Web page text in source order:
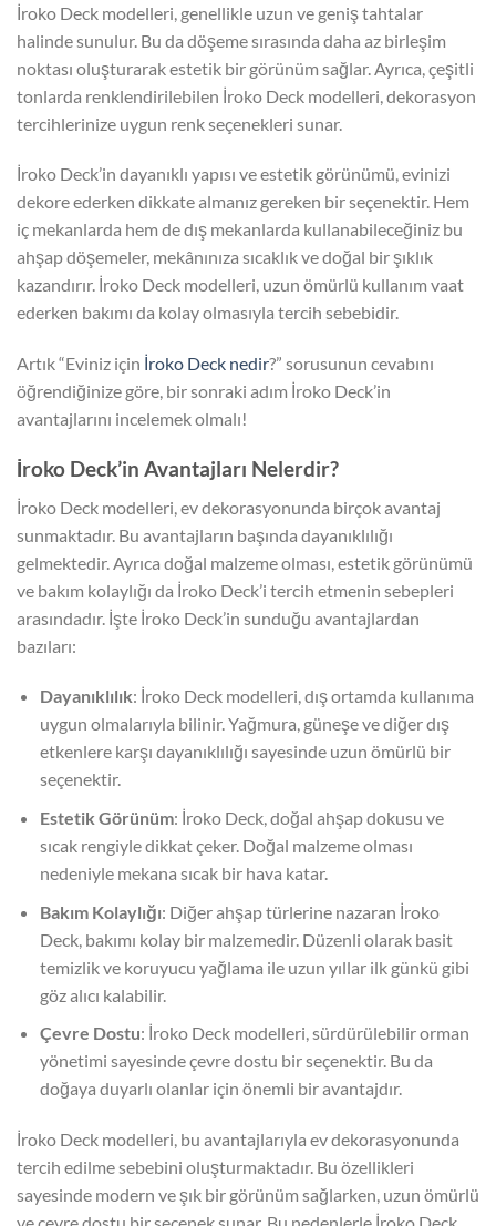
İroko Deck modelleri, genellikle uzun ve geniş tahtalar
halinde sunulur. Bu da döşeme sırasında daha az birleşim
noktası oluşturarak estetik bir görünüm sağlar. Ayrıca, çeşitli
tonlarda renklendirilebilen İroko Deck modelleri, dekorasyon
tercihlerinize uygun renk seçenekleri sunar.
İroko Deck’in dayanıklı yapısı ve estetik görünümü, evinizi
dekore ederken dikkate almanız gereken bir seçenektir. Hem
iç mekanlarda hem de dış mekanlarda kullanabileceğiniz bu
ahşap döşemeler, mekânınıza sıcaklık ve doğal bir şıklık
kazandırır. İroko Deck modelleri, uzun ömürlü kullanım vaat
ederken bakımı da kolay olmasıyla tercih sebebidir.
Artık “Eviniz için İroko Deck nedir?” sorusunun cevabını
öğrendiğinize göre, bir sonraki adım İroko Deck’in
avantajlarını incelemek olmalı!
İroko Deck’in Avantajları Nelerdir?
İroko Deck modelleri, ev dekorasyonunda birçok avantaj
sunmaktadır. Bu avantajların başında dayanıklılığı
gelmektedir. Ayrıca doğal malzeme olması, estetik görünümü
ve bakım kolaylığı da İroko Deck’i tercih etmenin sebepleri
arasındadır. İşte İroko Deck’in sunduğu avantajlardan
bazıları:
Dayanıklılık: İroko Deck modelleri, dış ortamda kullanıma
uygun olmalarıyla bilinir. Yağmura, güneşe ve diğer dış
etkenlere karşı dayanıklılığı sayesinde uzun ömürlü bir
seçenektir.
Estetik Görünüm: İroko Deck, doğal ahşap dokusu ve
sıcak rengiyle dikkat çeker. Doğal malzeme olması
nedeniyle mekana sıcak bir hava katar.
Bakım Kolaylığı: Diğer ahşap türlerine nazaran İroko
Deck, bakımı kolay bir malzemedir. Düzenli olarak basit
temizlik ve koruyucu yağlama ile uzun yıllar ilk günkü gibi
göz alıcı kalabilir.
Çevre Dostu: İroko Deck modelleri, sürdürülebilir orman
yönetimi sayesinde çevre dostu bir seçenektir. Bu da
doğaya duyarlı olanlar için önemli bir avantajdır.
İroko Deck modelleri, bu avantajlarıyla ev dekorasyonunda
tercih edilme sebebini oluşturmaktadır. Bu özellikleri
sayesinde modern ve şık bir görünüm sağlarken, uzun ömürlü